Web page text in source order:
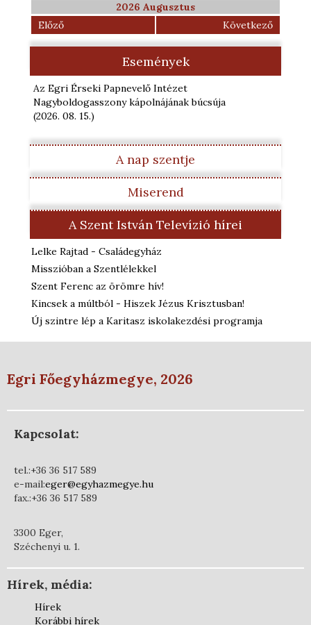
2026 Augusztus
Előző
Következő
Események
Az Egri Érseki Papnevelő Intézet
Nagyboldogasszony kápolnájának búcsúja
(2026. 08. 15.)
A nap szentje
Miserend
A Szent István Televízió hírei
Lelke Rajtad - Családegyház
Misszióban a Szentlélekkel
Szent Ferenc az örömre hív!
Kincsek a múltból - Hiszek Jézus Krisztusban!
Új szintre lép a Karitasz iskolakezdési programja
Egri Főegyházmegye, 2026
Kapcsolat:
tel.:+36 36 517 589
e-mail:eger@egyhazmegye.hu
fax.:+36 36 517 589
3300 Eger,
Széchenyi u. 1.
Hírek, média:
Hírek
Korábbi hírek